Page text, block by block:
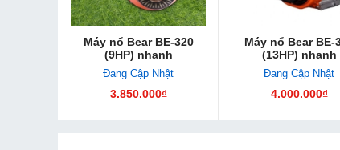
Máy nổ Bear BE-320
(9HP) nhanh
Đang Cập Nhật
3.850.000₫
Máy nổ Bear BE-
(13HP) nhanh
Đang Cập Nhật
4.000.000₫